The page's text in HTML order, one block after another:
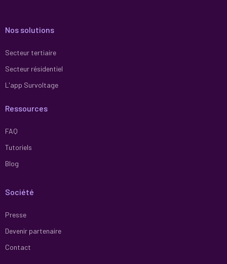
Nos solutions
Secteur tertiaire
Secteur résidentiel
L'app Survoltage
Ressources
FAQ
Tutoriels
Blog
Société
Presse
Devenir partenaire
Contact